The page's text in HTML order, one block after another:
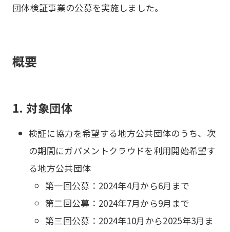
団体検証事業の公募を実施しました。
概要
1. 対象団体
検証に協力を希望する地方公共団体のうち、次
の期間にガバメントクラウドを利用開始希望す
る地方公共団体
第一回公募：2024年4月から6月まで
第二回公募：2024年7月から9月まで
第三回公募：2024年10月から2025年3月ま